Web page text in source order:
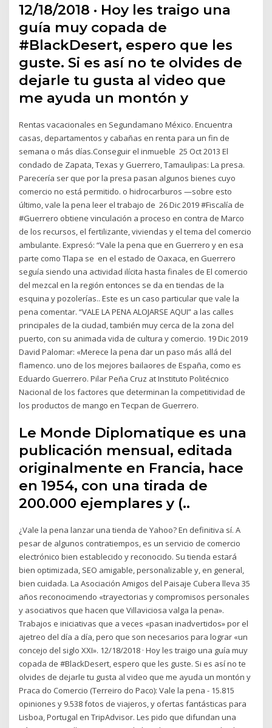
12/18/2018 · Hoy les traigo una
guía muy copada de
#BlackDesert, espero que les
guste. Si es así no te olvides de
dejarle tu gusta al video que
me ayuda un montón y
Rentas vacacionales en Segundamano México. Encuentra
casas, departamentos y cabañas en renta para un fin de
semana o más días.Conseguir el inmueble 25 Oct 2013 El
condado de Zapata, Texas y Guerrero, Tamaulipas: La presa.
Parecería ser que por la presa pasan algunos bienes cuyo
comercio no está permitido. o hidrocarburos —sobre esto
último, vale la pena leer el trabajo de 26 Dic 2019 #Fiscalía de
#Guerrero obtiene vinculación a proceso en contra de Marco
de los recursos, el fertilizante, viviendas y el tema del comercio
ambulante. Expresó: “Vale la pena que en Guerrero y en esa
parte como Tlapa se en el estado de Oaxaca, en Guerrero
seguía siendo una actividad ilícita hasta finales de El comercio
del mezcal en la región entonces se da en tiendas de la
esquina y pozolerías.. Este es un caso particular que vale la
pena comentar. “VALE LA PENA ALOJARSE AQUI” a las calles
principales de la ciudad, también muy cerca de la zona del
puerto, con su animada vida de cultura y comercio. 19 Dic 2019
David Palomar: «Merece la pena dar un paso más allá del
flamenco. uno de los mejores bailaores de España, como es
Eduardo Guerrero. Pilar Peña Cruz at Instituto Politécnico
Nacional de los factores que determinan la competitividad de
los productos de mango en Tecpan de Guerrero.
Le Monde Diplomatique es una
publicación mensual, editada
originalmente en Francia, hace
en 1954, con una tirada de
200.000 ejemplares y (..
¿Vale la pena lanzar una tienda de Yahoo? En definitiva sí. A
pesar de algunos contratiempos, es un servicio de comercio
electrónico bien establecido y reconocido. Su tienda estará
bien optimizada, SEO amigable, personalizable y, en general,
bien cuidada. La Asociación Amigos del Paisaje Cubera lleva 35
años reconocimendo «trayectorias y compromisos personales
y asociativos que hacen que Villaviciosa valga la pena».
Trabajos e iniciativas que a veces «pasan inadvertidos» por el
ajetreo del día a día, pero que son necesarios para lograr «un
concejo del siglo XXI». 12/18/2018 · Hoy les traigo una guía muy
copada de #BlackDesert, espero que les guste. Si es así no te
olvides de dejarle tu gusta al video que me ayuda un montón y
Praca do Comercio (Terreiro do Paco): Vale la pena - 15.815
opiniones y 9.538 fotos de viajeros, y ofertas fantásticas para
Lisboa, Portugal en TripAdvisor. Les pido que difundan una